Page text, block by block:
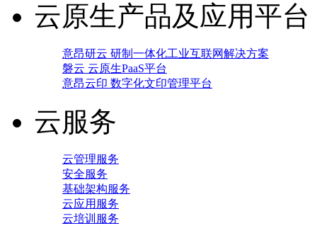
云原生产品及应用平台
意昂研云 研制一体化工业互联网解决方案
磐云 云原生PaaS平台
意昂云印 数字化文印管理平台
云服务
云管理服务
安全服务
基础架构服务
云应用服务
云培训服务